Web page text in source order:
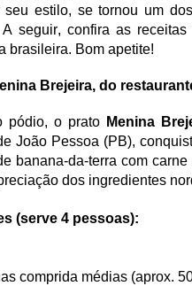
seu estilo, se tornou um
A seguir, confira as
brasileira. Bom apetite!
Brejeira, do
pódio, o prato Menina
João Pessoa (PB),
banana-da-terra com carne
dos ingredientes
(serve 4 pessoas):
comprida médias (aprox.